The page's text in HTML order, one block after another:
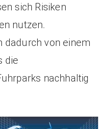
sich Risiken
nutzen.
dadurch von einem
die
nachhaltig